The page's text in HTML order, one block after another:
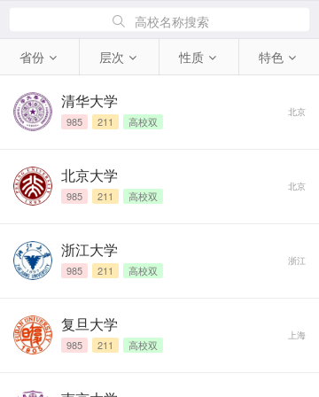
高校名称搜索
省份 层次 性质 特色
清华大学
985 211 高校双
北京
北京大学
985 211 高校双
北京
浙江大学
985 211 高校双
浙江
复旦大学
985 211 高校双
上海